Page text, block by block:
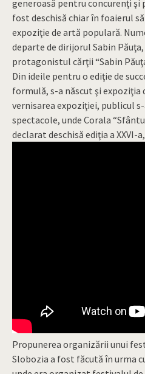
generoasă pentru concurenţi şi
fost deschisă chiar în foaierul
expoziţie de artă populară.
departe de dirijorul Sabin
protagonistul cărţii “Sabin
Din ideile pentru o ediţie de
formulă, s-a născut şi expoziţia
vernisarea expoziţiei, publicul
spectacole, unde Corala
declarat deschisă ediţia a XXVI-
Propunerea organizării unui
Slobozia a fost făcută în urma